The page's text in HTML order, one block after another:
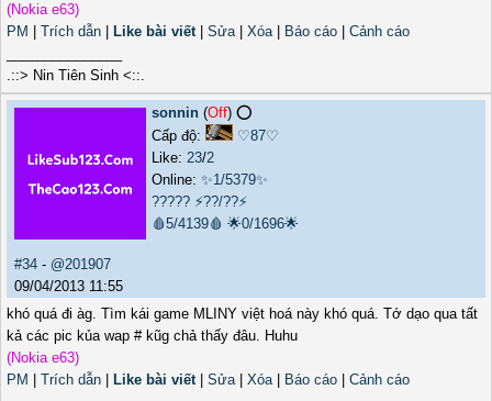
(Nokia e63)
PM
Trích dẫn Like bài viết| Sửa| Xóa| Báo cáo
Cảnh cáo
.::> Nin Tiên Sinh <::.
sonnin (Off) ⭕️
Cấp độ:
♡87♡
Like: 23/2
Online: ✨1/5379✨
????? ⚡??/??⚡
🩸5/4139🩸 🌟0/1696🌟
#34 - @201907
09/04/2013 11:55
khó quá đi àg. Tìm kái game MLINY việt hoá này khó quá. Tớ dạo qua tất
kả các pic kủa wap # kũg chả thấy đâu. Huhu
(Nokia e63)
PM
Trích dẫn Like bài viết| Sửa| Xóa| Báo cáo
Cảnh cáo